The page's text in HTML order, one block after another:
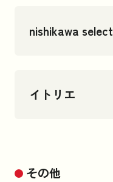
nishikawa select
イトリエ
その他